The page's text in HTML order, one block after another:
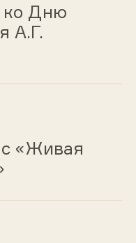
ко Дню
А.Г.
«Живая